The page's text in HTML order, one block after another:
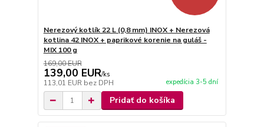
Nerezový kotlík 22 L (0,8 mm) INOX + Nerezová
kotlina 42 INOX + paprikové korenie na guláš -
MIX 100 g
169,00 EUR
139,00 EUR/ks
113,01 EUR bez DPH expedícia 3-5 dní
Pridať do košíka